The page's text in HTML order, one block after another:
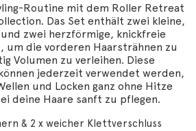
Routine mit dem Roller Retreat
Das Set enthält zwei kleine,
zwei herzförmige, knickfreie
um die vorderen Haarsträhnen zu
Volumen zu verleihen. Diese
jederzeit verwendet werden,
und Locken ganz ohne Hitze
deine Haare sanft zu pflegen.
& 2 x weicher Klettverschluss